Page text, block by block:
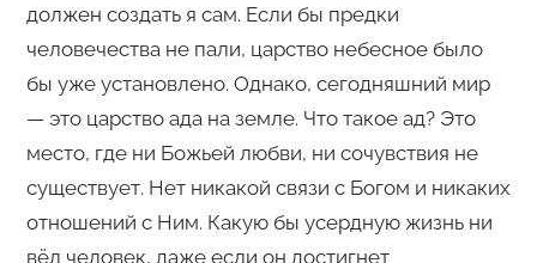
должен создать я сам. Если бы предки
человечества не пали, царство небесное было
бы уже установлено. Однако, сегодняшний мир
— это царство ада на земле. Что такое ад? Это
место, где ни Божьей любви, ни сочувствия не
существует. Нет никакой связи с Богом и никаких
отношений с Ним. Какую бы усердную жизнь ни
вёл человек, даже если он достигнет